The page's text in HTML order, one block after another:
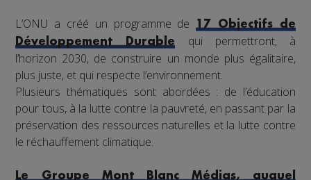
L’ONU a créé un programme de17 Objectifs de
Développement Durable
qui permettront, à
l’horizon 2030, de construire un monde plus égalitaire,
plus juste, et qui respecte l’environnement.
Plusieurs thématiques sont abordées : de l’éducation
pour tous, à la lutte contre la pauvreté, en passant par la
préservation des ressources naturelles et la lutte contre
le réchauffement climatique.
Le Groupe Mont Blanc Médias, auquel